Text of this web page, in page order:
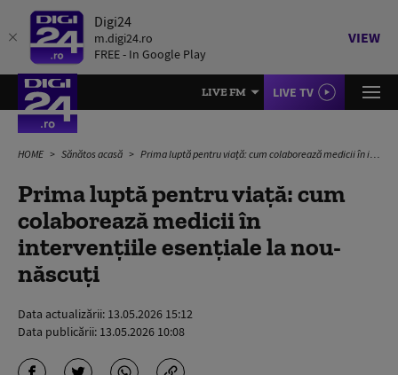
Digi24
m.digi24.ro
FREE - In Google Play
VIEW
LIVE FM LIVE TV
HOME Sănătos acasă Prima luptă pentru viață: cum colaborează medicii în intervențiile esențiale la nou-născuți
Prima luptă pentru viață: cum
colaborează medicii în
intervențiile esențiale la nou-
născuți
Data actualizării: 13.05.2026 15:12
Data publicării: 13.05.2026 10:08